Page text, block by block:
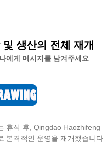
생산의 전체 재개
나에게 메시지를 남겨주세요
휴식 후, Qingdao Haozhifeng
본격적인 운영을 재개했습니다.